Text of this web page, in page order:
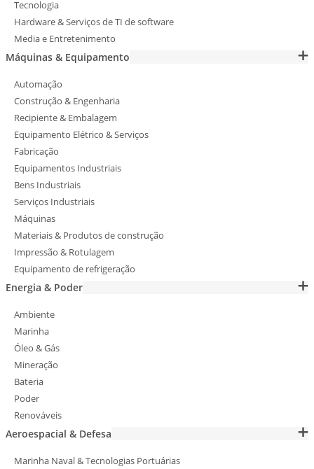
Tecnologia
Hardware & Serviços de TI de software
Media e Entretenimento
Máquinas & Equipamento
Automação
Construção & Engenharia
Recipiente & Embalagem
Equipamento Elétrico & Serviços
Fabricação
Equipamentos Industriais
Bens Industriais
Serviços Industriais
Máquinas
Materiais & Produtos de construção
Impressão & Rotulagem
Equipamento de refrigeração
Energia & Poder
Ambiente
Marinha
Óleo & Gás
Mineração
Bateria
Poder
Renováveis
Aeroespacial & Defesa
Marinha Naval & Tecnologias Portuárias